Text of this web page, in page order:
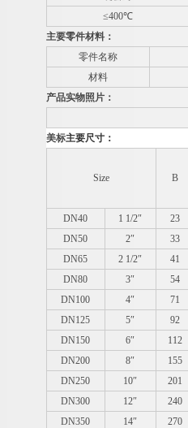
≤400℃
主要零件材料：
零件名称
材料
产品实物照片：
美标主要尺寸：
Size B
DN40 1 1/2″
23
DN50
2″
33
DN65
2 1/2″
41
DN80
3″
54
DN100
4″
71
DN125
5″
92
DN150
6″
112
DN200
8″
155
DN250
10″
201
DN300
12″
240
DN350
14″
270